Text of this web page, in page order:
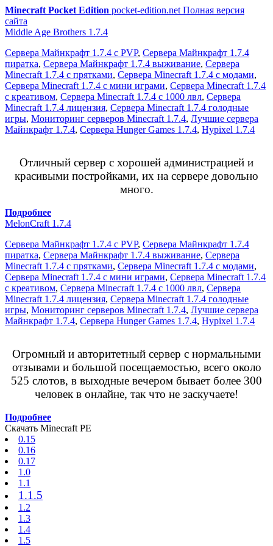
Minecraft Pocket Edition pocket-edition.net Полная версия
сайта
Middle Age Brothers 1.7.4
Сервера Майнкрафт 1.7.4 с PVP, Сервера Майнкрафт 1.7.4
пиратка, Сервера Майнкрафт 1.7.4 выживание, Сервера
Minecraft 1.7.4 с прятками, Сервера Minecraft 1.7.4 с модами,
Сервера Minecraft 1.7.4 с мини играми, Сервера Minecraft 1.7.4
с креативом, Сервера Minecraft 1.7.4 с 1000 лвл, Сервера
Minecraft 1.7.4 лицензия, Сервера Minecraft 1.7.4 голодные
игры, Мониторинг серверов Minecraft 1.7.4, Лучшие сервера
Майнкрафт 1.7.4, Сервера Hunger Games 1.7.4, Hypixel 1.7.4
Отличный сервер с хорошей администрацией и
красивыми постройками, их на сервере довольно
много.
Подробнее
MelonCraft 1.7.4
Сервера Майнкрафт 1.7.4 с PVP, Сервера Майнкрафт 1.7.4
пиратка, Сервера Майнкрафт 1.7.4 выживание, Сервера
Minecraft 1.7.4 с прятками, Сервера Minecraft 1.7.4 с модами,
Сервера Minecraft 1.7.4 с мини играми, Сервера Minecraft 1.7.4
с креативом, Сервера Minecraft 1.7.4 с 1000 лвл, Сервера
Minecraft 1.7.4 лицензия, Сервера Minecraft 1.7.4 голодные
игры, Мониторинг серверов Minecraft 1.7.4, Лучшие сервера
Майнкрафт 1.7.4, Сервера Hunger Games 1.7.4, Hypixel 1.7.4
Огромный и авторитетный сервер с нормальными
отзывами и большой посещаемостью, всего около
525 слотов, в выходные вечером бывает более 300
человек в онлайне, так что не заскучаете!
Подробнее
Скачать Minecraft PE
0.15
0.16
0.17
1.0
1.1
1.1.5
1.2
1.3
1.4
1.5